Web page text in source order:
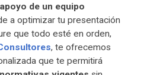
apoyo de un equipo
a optimizar tu presentación
que todo esté en orden,
, te ofrecemos
que te permitirá